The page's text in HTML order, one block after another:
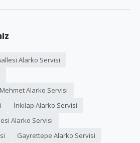
Alarko Servisi
Alarko Servisi
İnkılap Alarko Servisi
Alarko Servisi
Gayrettepe Alarko Servisi